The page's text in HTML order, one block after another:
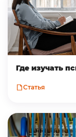
Где изучать
Статья